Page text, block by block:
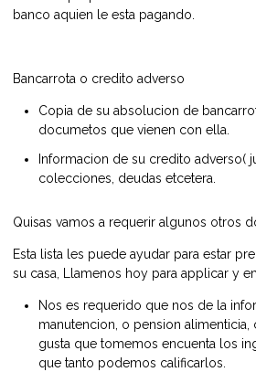
banco aquien le esta pagando.
Bancarrota o credito adverso
Copia de su absolucion de
documetos que vienen con ella.
Informacion de su credito adverso(
colecciones, deudas etcetera.
Quisas vamos a requerir algunos otros
Esta lista les puede ayudar para estar
su casa, Llamenos hoy para applicar y
Nos es requerido que nos de la
manutencion, o pension alimenticia,
gusta que tomemos encuenta los
que tanto podemos calificarlos.